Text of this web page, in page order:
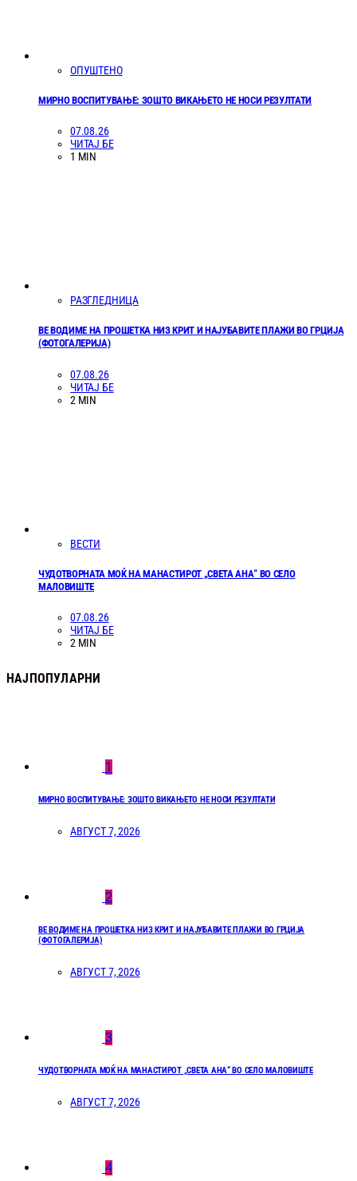
ОПУШТЕНО
МИРНО ВОСПИТУВАЊЕ: ЗОШТО ВИКАЊЕТО НЕ НОСИ РЕЗУЛТАТИ
07.08.26
ЧИТАЈ БЕ
1 MIN
РАЗГЛЕДНИЦА
ВЕ ВОДИМЕ НА ПРОШЕТКА НИЗ КРИТ И НАЈУБАВИТЕ ПЛАЖИ ВО ГРЦИЈА
(ФОТОГАЛЕРИЈА)
07.08.26
ЧИТАЈ БЕ
2 MIN
ВЕСТИ
ЧУДОТВОРНАТА МОЌ НА МАНАСТИРОТ „СВЕТА АНА“ ВО СЕЛО
МАЛОВИШТЕ
07.08.26
ЧИТАЈ БЕ
2 MIN
НАЈПОПУЛАРНИ
1
МИРНО ВОСПИТУВАЊЕ: ЗОШТО ВИКАЊЕТО НЕ НОСИ РЕЗУЛТАТИ
АВГУСТ 7, 2026
2
ВЕ ВОДИМЕ НА ПРОШЕТКА НИЗ КРИТ И НАЈУБАВИТЕ ПЛАЖИ ВО ГРЦИЈА
(ФОТОГАЛЕРИЈА)
АВГУСТ 7, 2026
3
ЧУДОТВОРНАТА МОЌ НА МАНАСТИРОТ „СВЕТА АНА“ ВО СЕЛО МАЛОВИШТЕ
АВГУСТ 7, 2026
4